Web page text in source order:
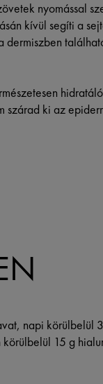
nyomással
kívül segíti a
ki az
napi körülbelül
15 g